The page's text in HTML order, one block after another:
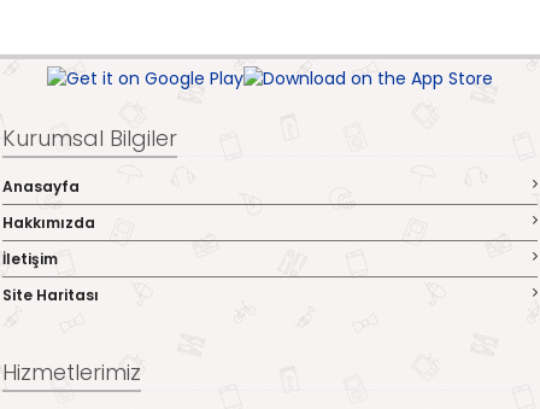
Kurumsal Bilgiler
Anasayfa
Hakkımızda
İletişim
Site Haritası
Hizmetlerimiz